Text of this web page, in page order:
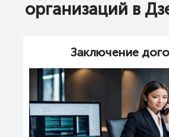
организаций в
Заключение